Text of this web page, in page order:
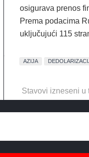
osigurava prenos
Prema podacima
uključujući 115
AZIJA
Stavovi izneseni u